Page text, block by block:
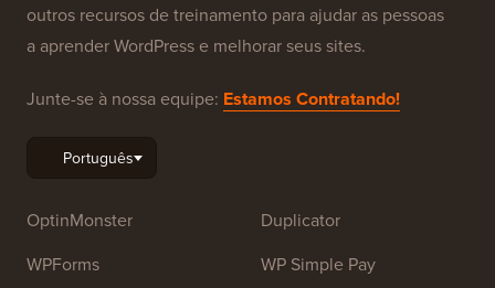
outros recursos de treinamento para ajudar as pessoas
a aprender WordPress e melhorar seus sites.
Junte-se à nossa equipe: Estamos Contratando!
OptinMonster
WPForms
Duplicator
WP Simple Pay